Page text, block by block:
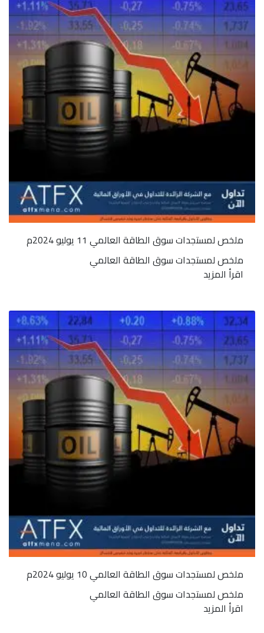
ملخص لمستجدات سوق الطاقة العالمي 11 يوليو 2024م
ملخص لمستجدات سوق الطاقة العالمي
اقرأ المزيد
ملخص لمستجدات سوق الطاقة العالمي 10 يوليو 2024م
ملخص لمستجدات سوق الطاقة العالمي
اقرأ المزيد